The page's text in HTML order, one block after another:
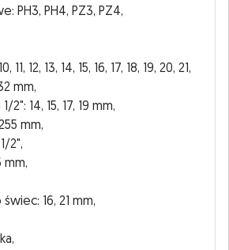
PH3, PH4, PZ3, PZ4,
11, 12, 13, 14, 15, 16, 17, 18, 19, 20, 21,
mm,
2": 14, 15, 17, 19 mm,
mm,
2",
mm,
16, 21 mm,